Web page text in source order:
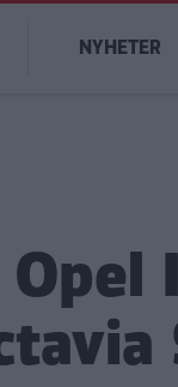
Main
navigation
NYHETER